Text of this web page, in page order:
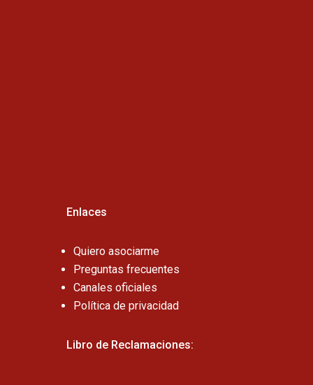
Enlaces
Quiero asociarme
Preguntas frecuentes
Canales oficiales
Política de privacidad
Libro de Reclamaciones: